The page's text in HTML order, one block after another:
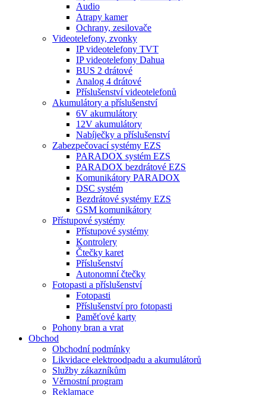
Audio
Atrapy kamer
Ochrany, zesilovače
Videotelefony, zvonky
IP videotelefony TVT
IP videotelefony Dahua
BUS 2 drátové
Analog 4 drátové
Příslušenství videotelefonů
Akumulátory a příslušenství
6V akumulátory
12V akumulátory
Nabíječky a příslušenství
Zabezpečovací systémy EZS
PARADOX systém EZS
PARADOX bezdrátové EZS
Komunikátory PARADOX
DSC systém
Bezdrátové systémy EZS
GSM komunikátory
Přístupové systémy
Přístupové systémy
Kontrolery
Čtečky karet
Příslušenství
Autonomní čtečky
Fotopasti a příslušenství
Fotopasti
Příslušenství pro fotopasti
Paměťové karty
Pohony bran a vrat
Obchod
Obchodní podmínky
Likvidace elektroodpadu a akumulátorů
Služby zákazníkům
Věrnostní program
Reklamace